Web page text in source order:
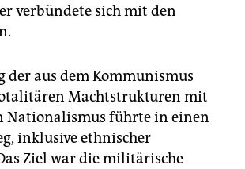
verbündete sich mit den
der aus dem Kommunismus
Machtstrukturen mit
Nationalismus führte in einen
inklusive ethnischer
Ziel war die militärische